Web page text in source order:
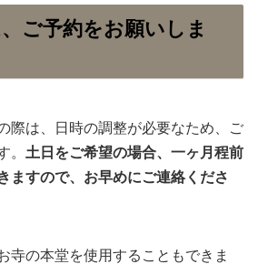
ご予約をお願いしま
際は、日時の調整が必要なため、ご
。 土日をご希望の場合、一ヶ月程前
ますので、お早めにご連絡くださ
寺の本堂を使用することもできま